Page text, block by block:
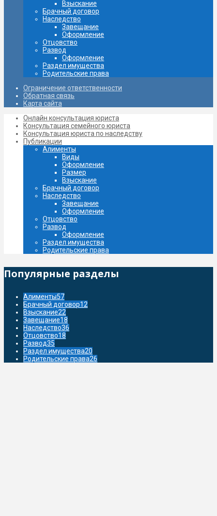
Взыскание
Брачный договор
Наследство
Завещание
Oформление
Отцовство
Развод
Оформление
Раздел имущества
Родительские права
Ограничение ответственности
Обратная связь
Карта сайта
Онлайн консультация юриста
Консультация семейного юриста
Консультация юриста по наследству
Публикации
Алименты
Виды
Оформление
Размер
Взыскание
Брачный договор
Наследство
Завещание
Oформление
Отцовство
Развод
Оформление
Раздел имущества
Родительские права
Популярные разделы
Алименты57
Брачный договор12
Взыскание22
Завещание18
Наследство36
Отцовство18
Развод35
Раздел имущества20
Родительские права26